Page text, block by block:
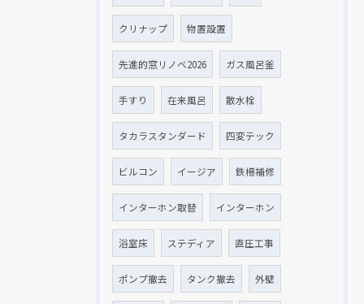
クリナップ 物置設置
先進的窓リノベ2026 ガス風呂釜
手すり 在来風呂 散水栓
タカラスタンダード 四変テック
ビルコン イージア 鉄柵補修
インターホン取替 インターホン
浴室床 ステディア 直圧工事
ポンプ撤去 タンク撤去 外壁